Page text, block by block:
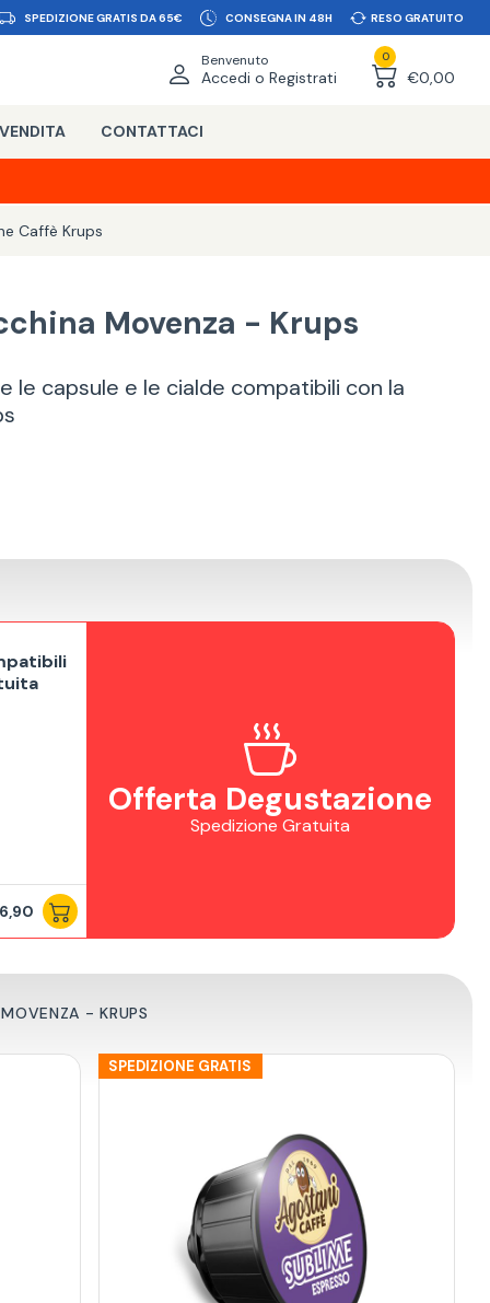
SPEDIZIONE GRATIS DA 65€ CONSEGNA IN 48H RESO GRATUITO
Benvenuto
Accedi o Registrati
0
€0,00
CONTATTACI
Caffè Krups
Movenza - Krups
capsule e le cialde compatibili con la
Offerta Degustazione
Spedizione Gratuita
- KRUPS
SPEDIZIONE GRATIS